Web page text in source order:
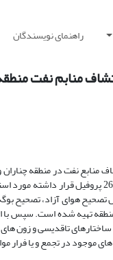
راهنمای نویسندگان
منابم نفت
هوای آزاد، تصحیح
تهیه شده است. سپس با
تاقدیسی و زون
موجود در تجمع و یا فرار